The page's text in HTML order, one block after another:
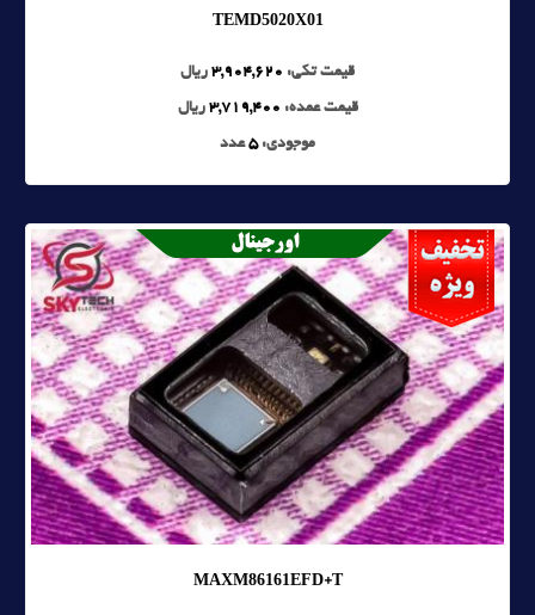
TEMD5020X01
قیمت تکی: 3,904,620 ریال
قیمت عمده: 3,719,400 ریال
موجودی:5عدد
MAXM86161EFD+T